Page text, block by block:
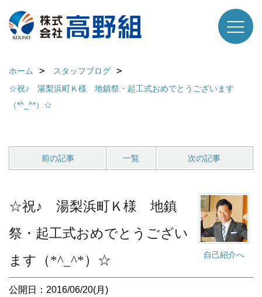
ホーム
スタッフブログ
☆祝♪ 湯梨浜町Ｋ様 地鎮祭・起工式おめでとうございます
（*^_^*）☆
前の記事 一覧 次の記事
自己紹介へ
☆祝♪ 湯梨浜町Ｋ様 地鎮
祭・起工式おめでとうござい
ます（*^_^*）☆
公開日：2016/06/20(月)